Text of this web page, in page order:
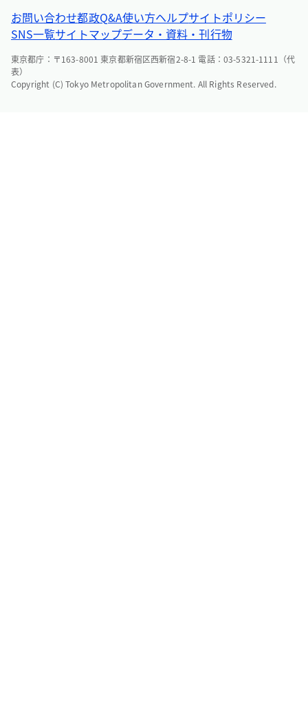
お問い合わせ都政Q&A使い方ヘルプサイトポリシー
SNS一覧サイトマップデータ・資料・刊行物
東京都庁：〒163-8001 東京都新宿区西新宿2-8-1 電話：03-5321-1111（代
表）
Copyright (C) Tokyo Metropolitan Government. All Rights Reserved.